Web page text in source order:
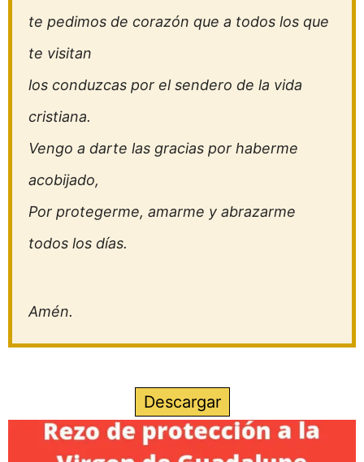
te pedimos de corazón que a todos los que
te visitan
los conduzcas por el sendero de la vida
cristiana.
Vengo a darte las gracias por haberme
acobijado,
Por protegerme, amarme y abrazarme
todos los días.
Amén.
Descargar